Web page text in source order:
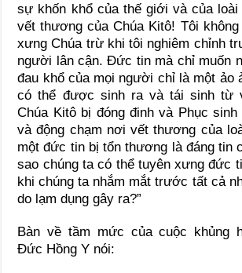
sự khốn khổ của thế giới và của
vết thương của Chúa Kitô! Tôi
xưng Chúa trừ khi tôi nghiêm chỉnh
người lân cận. Đức tin mà chỉ muốn
đau khổ của mọi người chỉ là một ảo
có thể được sinh ra và tái sinh từ
Chúa Kitô bị đóng đinh và Phục
và động chạm nơi vết thương của
một đức tin bị tổn thương là đáng tin
sao chúng ta có thể tuyên xưng đức
khi chúng ta nhắm mắt trước tất cả
do lạm dụng gây ra?”
Bàn về tầm mức của cuộc khủng
Đức Hồng Y nói: